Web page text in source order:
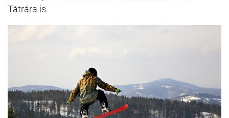
Tátrára is.